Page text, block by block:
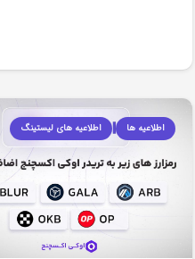
اطلاعیه ها اطلاعیه های لیستینگ